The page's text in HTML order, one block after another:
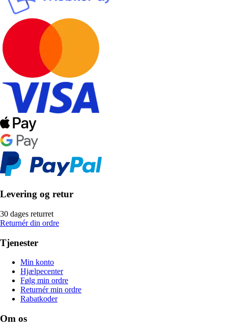
Levering og retur
30 dages returret
Returnér din ordre
Tjenester
Min konto
Hjælpecenter
Følg min ordre
Returnér min ordre
Rabatkoder
Om os